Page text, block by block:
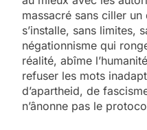
massacré sans ciller
s’installe, sans limites,
négationnisme qui
réalité, abîme
refuser les mots
d’apartheid, de
n’ânonne pas le